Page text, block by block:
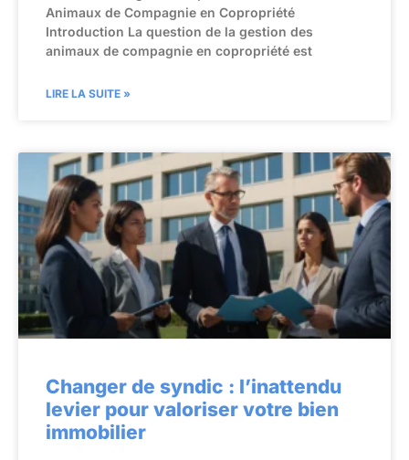
Animaux de Compagnie en Copropriété
Introduction La question de la gestion des
animaux de compagnie en copropriété est
LIRE LA SUITE »
Changer de syndic : l’inattendu
levier pour valoriser votre bien
immobilier